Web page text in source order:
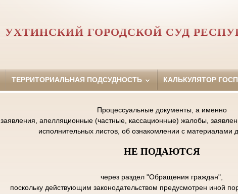
УХТИНСКИЙ ГОРОДСКОЙ СУД
ТЕРРИТОРИАЛЬНАЯ ПОДСУДНОСТЬ КАЛЬКУЛЯТОР
Процессуальные документы, а именно
апелляционные (частные, кассационные) жалобы,
исполнительных листов, об ознакомлении с материалами
НЕ ПОДАЮТСЯ
через раздел "Обращения граждан",
поскольку действующим законодательством предусмотрен иной